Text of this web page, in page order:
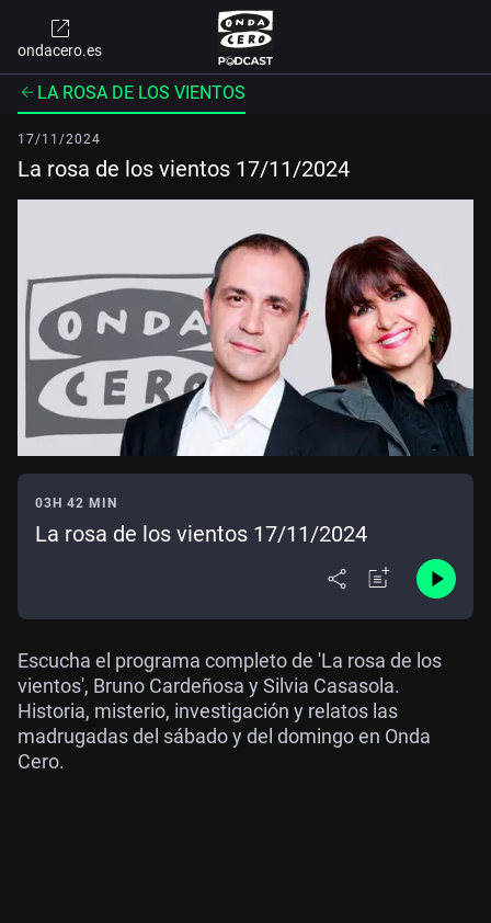
ondacero.es
LA ROSA DE LOS VIENTOS
17/11/2024
La rosa de los vientos 17/11/2024
03H 42 MIN
La rosa de los vientos 17/11/2024
Escucha el programa completo de 'La rosa de los
vientos', Bruno Cardeñosa y Silvia Casasola.
Historia, misterio, investigación y relatos las
madrugadas del sábado y del domingo en Onda
Cero.